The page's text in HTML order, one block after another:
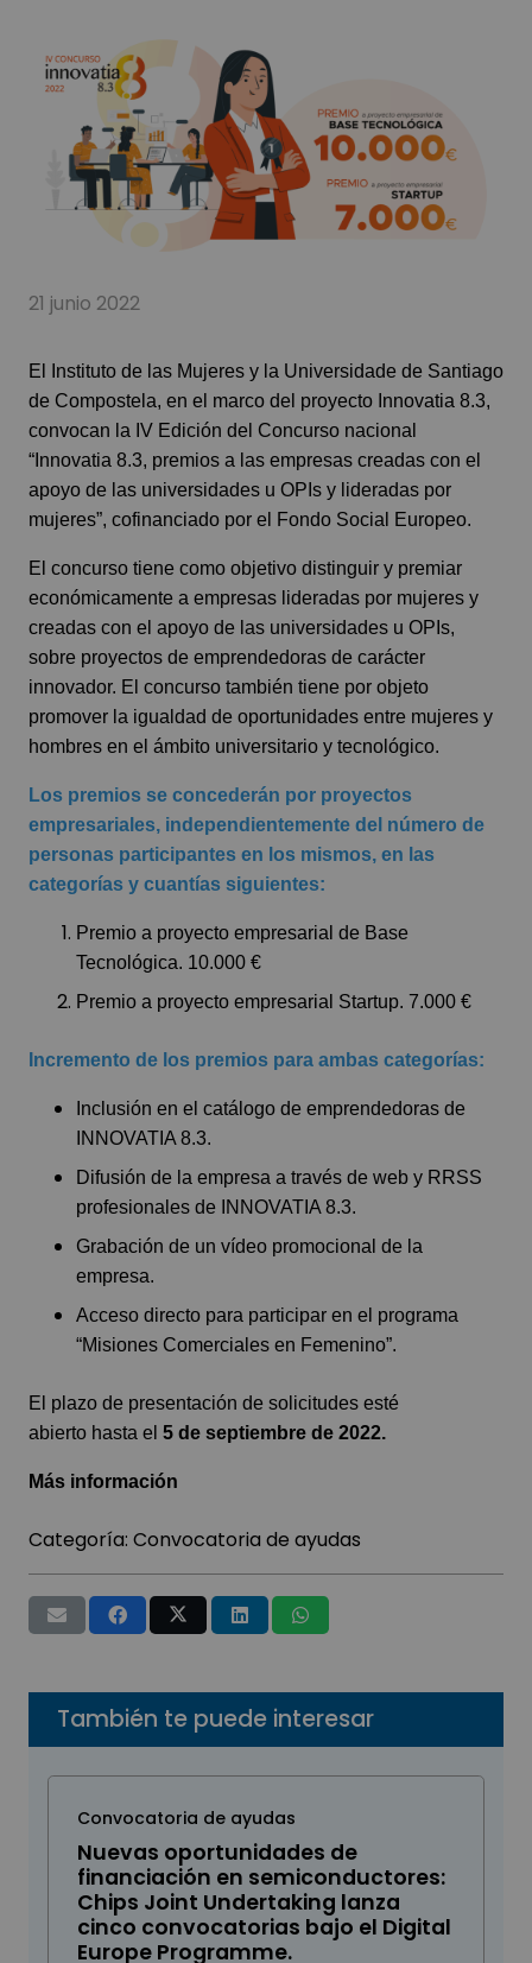
21 junio 2022
El Instituto de las Mujeres y la Universidade de Santiago
de Compostela, en el marco del proyecto Innovatia 8.3,
convocan la IV Edición del Concurso nacional
“Innovatia 8.3, premios a las empresas creadas con el
apoyo de las universidades u OPIs y lideradas por
mujeres”, cofinanciado por el Fondo Social Europeo.
El concurso tiene como objetivo distinguir y premiar
económicamente a empresas lideradas por mujeres y
creadas con el apoyo de las universidades u OPIs,
sobre proyectos de emprendedoras de carácter
innovador. El concurso también tiene por objeto
promover la igualdad de oportunidades entre mujeres y
hombres en el ámbito universitario y tecnológico.
Los premios se concederán por proyectos
empresariales, independientemente del número de
personas participantes en los mismos, en las
categorías y cuantías siguientes:
Premio a proyecto empresarial de Base
Tecnológica. 10.000 €
Premio a proyecto empresarial Startup. 7.000 €
Incremento de los premios para ambas categorías:
Inclusión en el catálogo de emprendedoras de
INNOVATIA 8.3.
Difusión de la empresa a través de web y RRSS
profesionales de INNOVATIA 8.3.
Grabación de un vídeo promocional de la
empresa.
Acceso directo para participar en el programa
“Misiones Comerciales en Femenino”.
El plazo de presentación de solicitudes esté
abierto hasta el 5 de septiembre de 2022.
Más información
Categoría: Convocatoria de ayudas
También te puede interesar
Convocatoria de ayudas
Nuevas oportunidades de
financiación en semiconductores:
Chips Joint Undertaking lanza
cinco convocatorias bajo el Digital
Europe Programme.